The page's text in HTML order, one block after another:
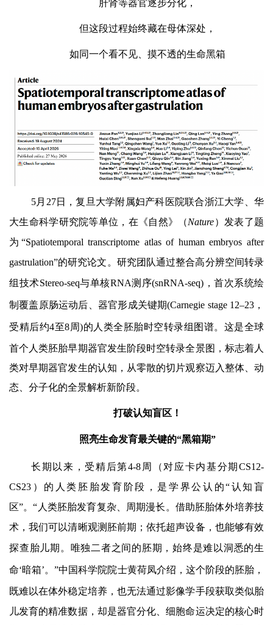
肝肾等器官逐步分化，
但这段过程始终藏在母体深处，
如同一个看不见、摸不透的生命黑箱
5月 27日，复旦大学附属妇产科医院联合浙江大学、华
大生命科学研究院等单位，在《自然》（Nature）发表了题
为 “Spatiotemporal transcriptome atlas of human embryos after
gastrulation”的研究论文。研究团队通过整合高分辨空间转录
组技术Stereo-seq与单核RNA测序(snRNA-seq) ， 首次系统绘
制覆盖原肠运动后、器官形成关键期(Carnegie stage 12–23，
受精后约4至8周)的人类全胚胎时空转录组图谱。这是全球
首个人类胚胎早期器官发生阶段时空转录全景图 ，标志着人
类对早期器官发生的认知，从零散的切片观察迈入整体、动
态、分子化的全景解析新阶段。
打破认知盲区！
照亮生命发育最关键的“黑箱期”
长期以来，受精后第4-8 周（对应卡内基分期CS12-
CS23 ）的人类胚胎发育阶段，是学界公认的“认知盲
区”。“ 人类胚胎发育复杂、周期漫长。借助胚胎体外培养技
术，我们可以清晰观测胚前期；依托超声设备，也能够有效
探查胎儿期。 唯独二者之间的胚期，始终是难以洞悉的生
命‘暗箱’。”中国科学院院士黄荷凤介绍，这个阶段的胚胎，
既难以在体外稳定培养，也无法通过影像学手段获取类似胎
儿发育的精准数据，却是器官分化、细胞命运决定的核心时